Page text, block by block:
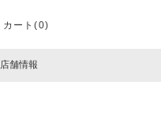
カート(0)
店舗情報